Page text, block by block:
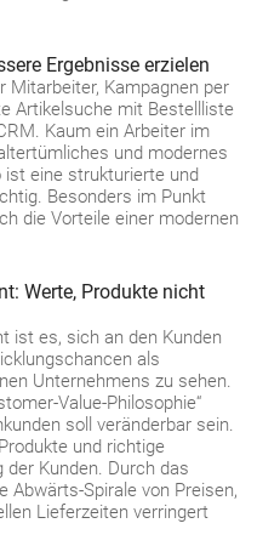
Ergebnisse erzielen
Mitarbeiter, Kampagnen per
Artikelsuche mit Bestellliste
Kaum ein Arbeiter im
und modernes
ist eine strukturierte und
Besonders im Punkt
die Vorteile einer modernen
Werte, Produkte nicht
ist es, sich an den Kunden
als
Unternehmens zu sehen.
Value-Philosophie“
soll veränderbar sein.
und richtige
der Kunden. Durch das
Abwärts-Spirale von Preisen,
Lieferzeiten verringert